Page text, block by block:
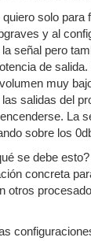
solo para
y al
señal pero
de
muy
salidas del
La
sobre los
se debe
concreta
otros